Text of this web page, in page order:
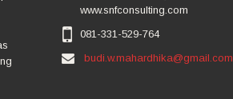
www.snfconsulting.com
081-331-529-764
budi.w.mahardhika@gmail.com